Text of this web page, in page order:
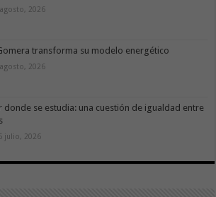
2026
transforma su modelo energético
2026
donde se estudia: una cuestión de igualdad entre
julio, 2026